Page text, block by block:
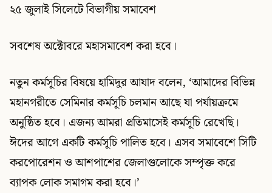
২৫ জুলাই সিলেটে বিভাগীয় সমাবেশ
সবশেষ অক্টোবরে মহাসমাবেশ করা হবে।
নতুন কর্মসূচির বিষয়ে হামিদুর আযাদ বলেন, ‘আমাদের বিভিন্ন
মহানগরীতে সেমিনার কর্মসূচি চলমান আছে যা পর্যায়ক্রমে
অনুষ্ঠিত হবে। এজন্য আমরা প্রতিমাসেই কর্মসূচি রেখেছি।
ঈদের আগে একটি কর্মসূচি পালিত হবে। এসব সমাবেশে সিটি
করপোরেশন ও আশপাশের জেলাগুলোকে সম্পৃক্ত করে
ব্যাপক লোক সমাগম করা হবে।’